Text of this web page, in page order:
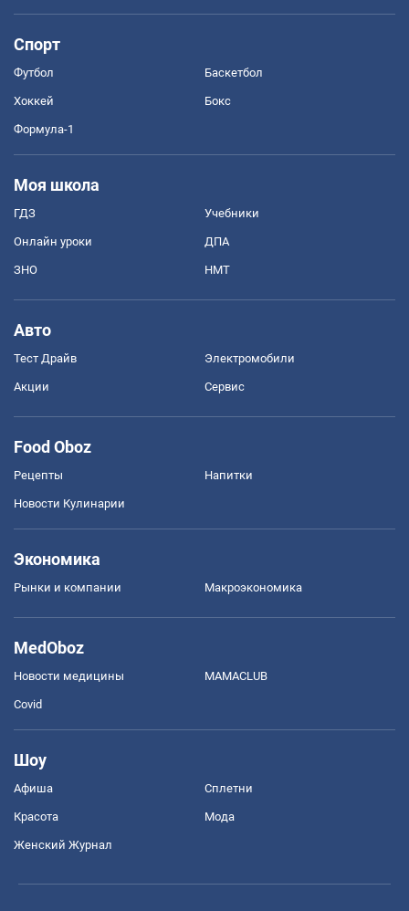
Спорт
Футбол Баскетбол
Хоккей Бокс
Формула-1
Моя школа
ГДЗ Учебники
Онлайн уроки ДПА
ЗНО НМТ
Авто
Тест Драйв Электромобили
Акции Сервис
Food Oboz
Рецепты Напитки
Новости Кулинарии
Экономика
Рынки и компании Mакроэкономика
MedOboz
Новости медицины MAMACLUB
Covid
Шоу
Афиша Сплетни
Красота Мода
Женский Журнал